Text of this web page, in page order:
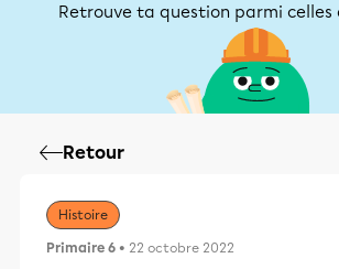
Retrouve ta question parmi celles
Retour
Histoire
Primaire 6 • 22 octobre 2022